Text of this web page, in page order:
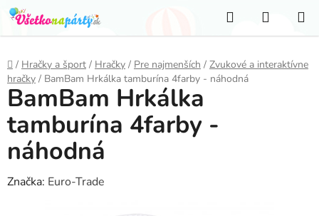
Prejsť
na
obsah
Hľadať
KOŠÍK
Domov
/ Hračky a šport / Hračky / Pre najmenších / Zvukové a interaktívne
hračky / BamBam Hrkálka tamburína 4farby - náhodná
BamBam Hrkálka
tamburína 4farby -
náhodná
Značka: Euro-Trade